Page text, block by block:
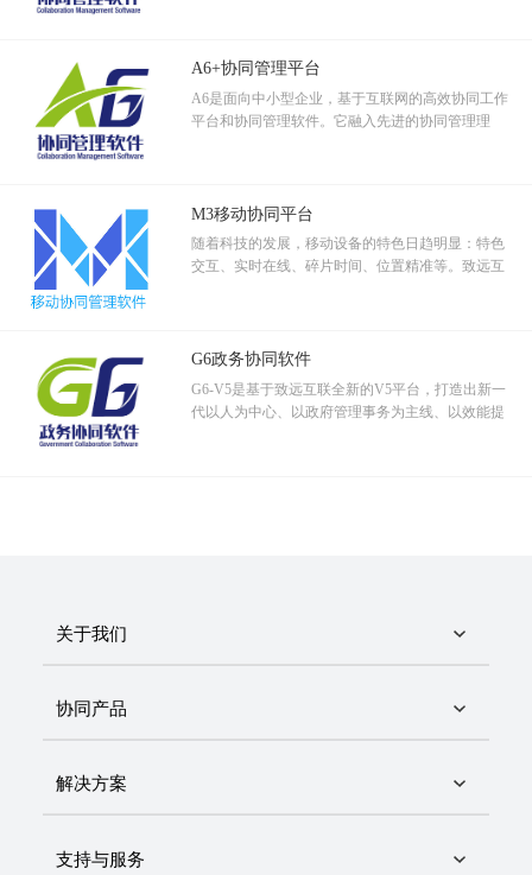
管理功能，整合“浙江水文信息网”，实现协同办公管理系统与网站通
三.应用效果
在应用A6协同管理系统之后，浙江水文局的内部管理和沟通得到了极
大的提升，具体表现在以下三个方面：
1、通过A6协同可视化的模板和流程管理，定制局单位各种办公中所需
的流程绑定，如集团综合办公流程模板、用印流程模板、车辆申请流
程模板、员工借款的审批等，实现了信息共享和制度的真正贯彻、执
行，规范内部管理行为，并方便局领导查阅和监督。
2、实现移动办公，通过与手机进行绑定的短信方式，轻松做到跨区域
异地办公的协同应用需求，随时随地对信息进行接收、发布、查询，
3、实现了网上公文审批和原始公文流程操作一致性，大大降低了办公
成本，提高了整个局机关的办公效率。
如今，浙江省水文局从日常办公到公文流转，从请示汇报到预算计
划，已经完全没有以前“填表格，找领导，跑部门”的麻烦。上班后，
A6+协同管理平台
A6是面向中小型企业，基于互联网的高效协同工作
平台和协同管理软件。它融入先进的协同管理理
M3移动协同平台
随着科技的发展，移动设备的特色日趋明显：特色
交互、实时在线、碎片时间、位置精准等。致远互
G6政务协同软件
G6-V5是基于致远互联全新的V5平台，打造出新一
代以人为中心、以政府管理事务为主线、以效能提
关于我们
协同产品
解决方案
支持与服务